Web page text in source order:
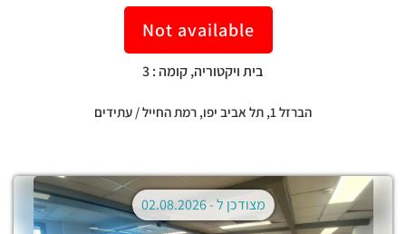
Not available
בית ויקטוריה, קומה : 3
הברזל 1, תל אביב יפו, רמת החייל / עתידים
מצודכן ל -02.08.2026